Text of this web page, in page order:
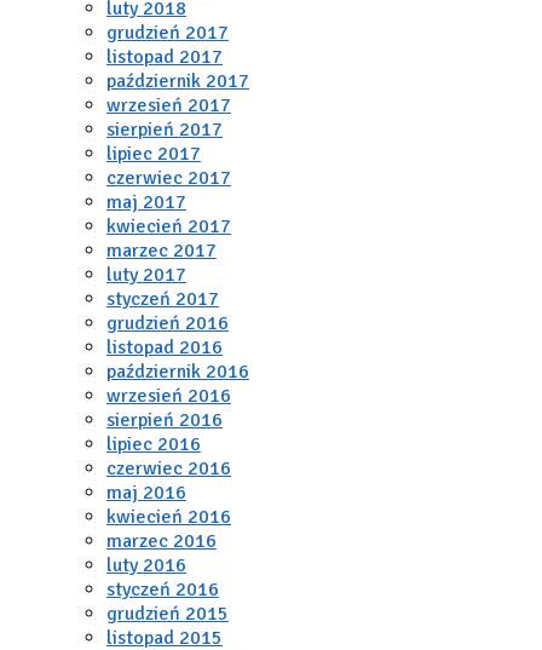
luty 2018
grudzień 2017
listopad 2017
październik 2017
wrzesień 2017
sierpień 2017
lipiec 2017
czerwiec 2017
maj 2017
kwiecień 2017
marzec 2017
luty 2017
styczeń 2017
grudzień 2016
listopad 2016
październik 2016
wrzesień 2016
sierpień 2016
lipiec 2016
czerwiec 2016
maj 2016
kwiecień 2016
marzec 2016
luty 2016
styczeń 2016
grudzień 2015
listopad 2015